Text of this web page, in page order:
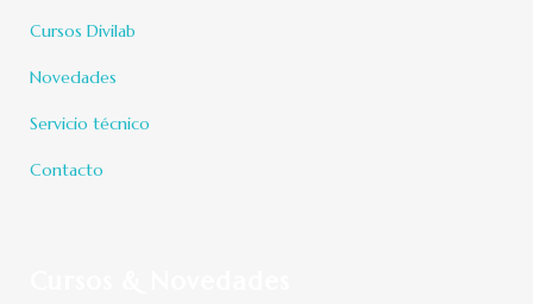
Cursos Divilab
Novedades
Servicio técnico
Contacto